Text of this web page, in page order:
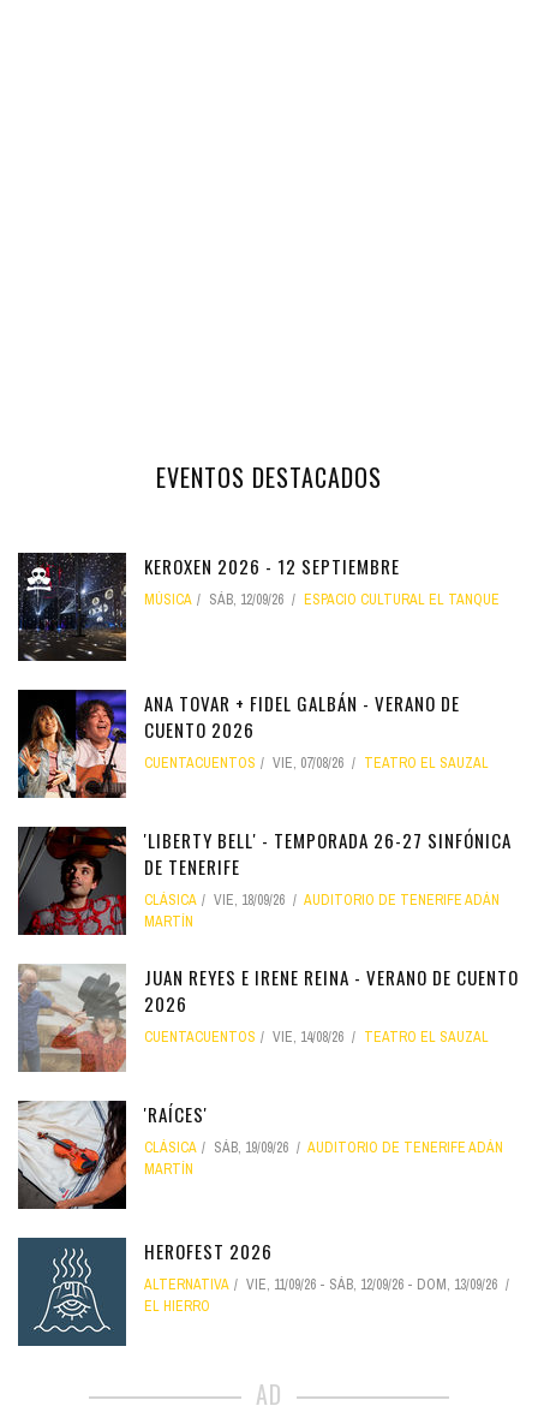
EVENTOS DESTACADOS
KEROXEN 2026 - 12 SEPTIEMBRE
MÚSICA SÁB, 12/09/26 ESPACIO CULTURAL EL TANQUE
ANA TOVAR + FIDEL GALBÁN - VERANO DE
CUENTO 2026
CUENTACUENTOS VIE, 07/08/26 TEATRO EL SAUZAL
'LIBERTY BELL' - TEMPORADA 26-27 SINFÓNICA
DE TENERIFE
CLÁSICA VIE, 18/09/26
AUDITORIO DE TENERIFE ADÁN
MARTÍN
JUAN REYES E IRENE REINA - VERANO DE CUENTO
2026
CUENTACUENTOS VIE, 14/08/26 TEATRO EL SAUZAL
'RAÍCES'
CLÁSICA SÁB, 19/09/26
AUDITORIO DE TENERIFE ADÁN
MARTÍN
HEROFEST 2026
ALTERNATIVA VIE, 11/09/26 - SÁB, 12/09/26 - DOM, 13/09/26
EL HIERRO
AD